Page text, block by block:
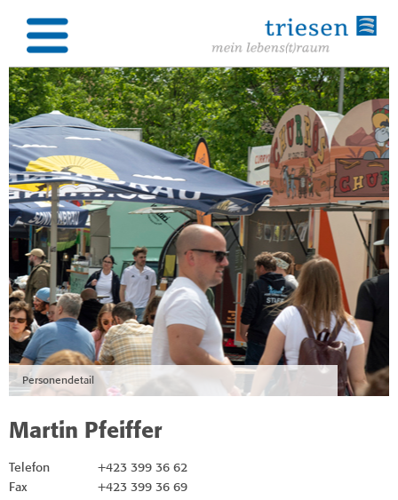
Personendetail
Martin Pfeiffer
Telefon
+423 399 36 62
Fax
+423 399 36 69